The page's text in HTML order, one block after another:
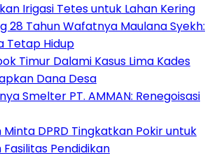
Irigasi Tetes untuk Lahan Kering
28 Tahun Wafatnya Maulana Syekh:
Tetap Hidup
Timur Dalami Kasus Lima Kades
Dana Desa
Smelter PT. AMMAN: Renegoisasi
Minta DPRD Tingkatkan Pokir untuk
Pendidikan